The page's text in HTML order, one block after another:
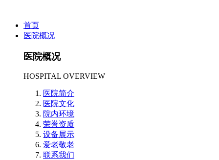
首页
医院概况
医院概况
HOSPITAL OVERVIEW
医院简介
医院文化
院内环境
荣誉资质
设备展示
爱老敬老
联系我们